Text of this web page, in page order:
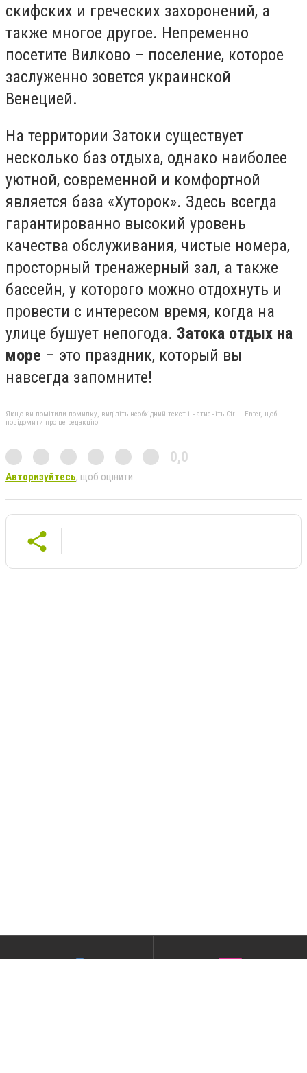
скифских и греческих захоронений, а
также многое другое. Непременно
посетите Вилково – поселение, которое
заслуженно зовется украинской
Венецией.
На территории Затоки существует
несколько баз отдыха, однако наиболее
уютной, современной и комфортной
является база «Хуторок». Здесь всегда
гарантированно высокий уровень
качества обслуживания, чистые номера,
просторный тренажерный зал, а также
бассейн, у которого можно отдохнуть и
провести с интересом время, когда на
улице бушует непогода. Затока отдых на
море – это праздник, который вы
навсегда запомните!
Якщо ви помітили помилку, виділіть необхідний текст і натисніть Ctrl + Enter, щоб
повідомити про це редакцію
0,0
Авторизуйтесь, щоб оцінити